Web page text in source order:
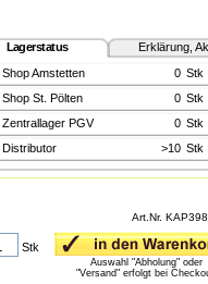
Lagerstatus Erklärung,
Shop Amstetten
0 Stk
Shop St. Pölten
0 Stk
Zentrallager PGV
0 Stk
Distributor
>10 Stk
Art.Nr.
Stk
Auswahl "Abholung" oder
"Versand" erfolgt bei